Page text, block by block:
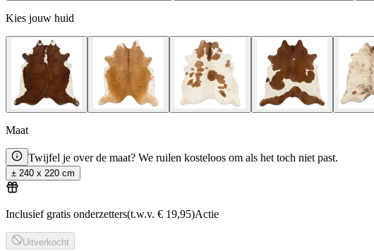
Kies jouw huid
Maat
Twijfel je over de maat? We ruilen kosteloos om als het toch niet past.
± 240 x 220 cm
Inclusief gratis onderzetters(t.w.v. € 19,95)Actie
Uitverkocht